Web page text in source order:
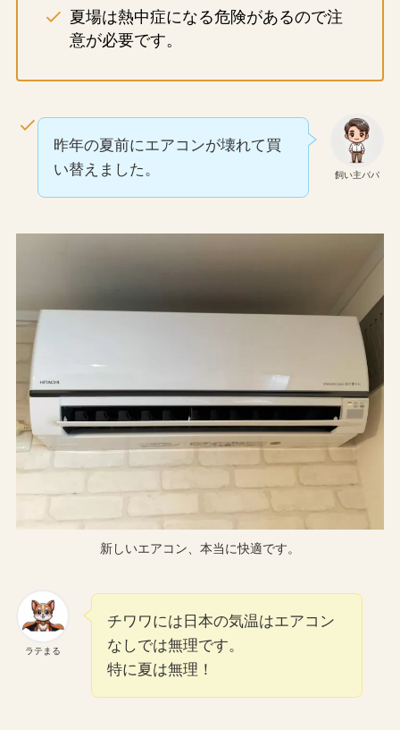
夏場は熱中症になる危険があるので注
意が必要です。
飼い主パパ
昨年の夏前にエアコンが壊れて買
い替えました。
新しいエアコン、本当に快適です。
ラテまる
チワワには日本の気温はエアコン
なしでは無理です。
特に夏は無理！